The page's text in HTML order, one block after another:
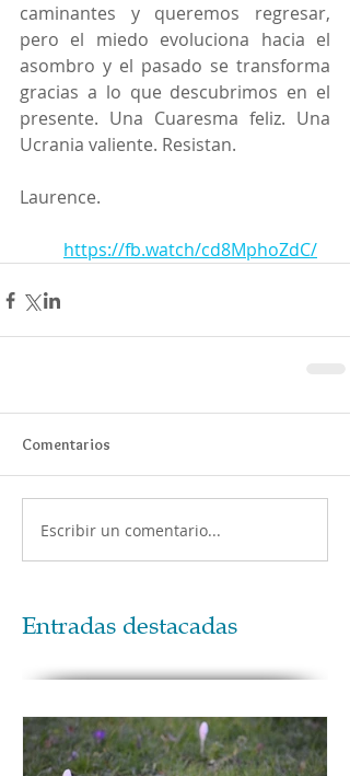
caminantes y queremos regresar,
pero el miedo evoluciona hacia el
asombro y el pasado se transforma
gracias a lo que descubrimos en el
presente. Una Cuaresma feliz. Una
Ucrania valiente. Resistan.
Laurence.
https://fb.watch/cd8MphoZdC/
Comentarios
Escribir un comentario...
Entradas destacadas